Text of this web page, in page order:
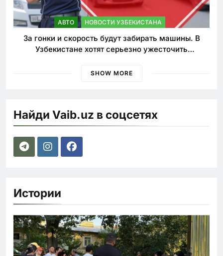
АВТО НОВОСТИ УЗБЕКИСТАНА
За гонки и скорость будут забирать машины. В
Узбекистане хотят серьезно ужесточить
SHOW MORE
Найди Vaib.uz в соцсетях
Истории